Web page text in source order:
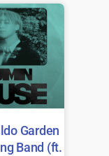
Garden
Band (ft.